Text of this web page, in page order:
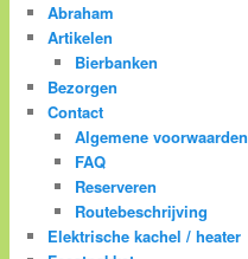
Abraham
Artikelen
Bierbanken
Bezorgen
Contact
Algemene voorwaarden
FAQ
Reserveren
Routebeschrijving
Elektrische kachel / heater